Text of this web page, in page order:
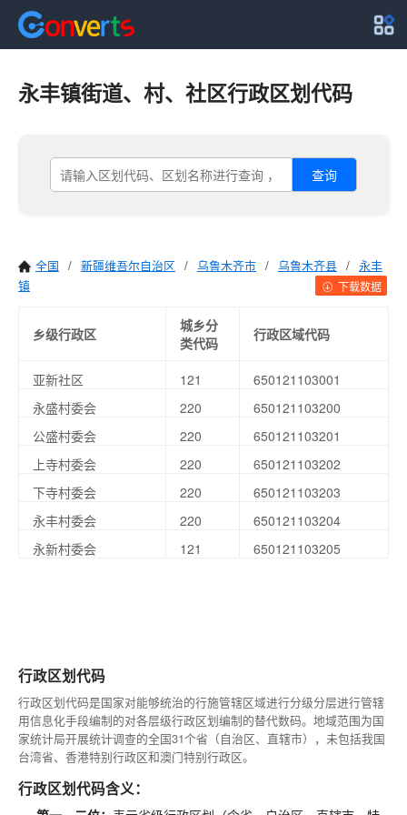
永丰镇街道、村、社区行政区划代码
查询
全国 / 新疆维吾尔自治区 / 乌鲁木齐市 / 乌鲁木齐县 / 永丰
镇
下载数据
乡级行政区
城乡分
类代码
行政区域代码
亚新社区 121
650121103001
永盛村委会
220
650121103200
公盛村委会
220
650121103201
上寺村委会
220
650121103202
下寺村委会
220
650121103203
永丰村委会
220
650121103204
永新村委会
121 650121103205
行政区划代码
行政区划代码是国家对能够统治的行施管辖区域进行分级分层进行管辖
用信息化手段编制的对各层级行政区划编制的替代数码。地域范围为国
家统计局开展统计调查的全国31个省（自治区、直辖市），未包括我国
台湾省、香港特别行政区和澳门特别行政区。
行政区划代码含义：